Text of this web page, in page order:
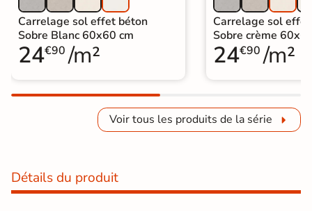
Carrelage sol effet béton
Sobre Blanc 60x60 cm
24€90 /m²
Carrelage sol
Sobre crème
24€90 /m²
Voir tous les produits de la série
Détails du produit